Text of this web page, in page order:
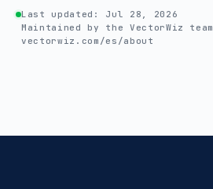
Last updated: Jul 28, 2026
Maintained by the VectorWiz team
vectorwiz.com/es/about